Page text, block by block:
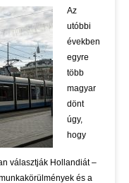
Az
utóbbi
években
egyre
több
magyar
dönt
úgy,
hogy
választják Hollandiát –
és a